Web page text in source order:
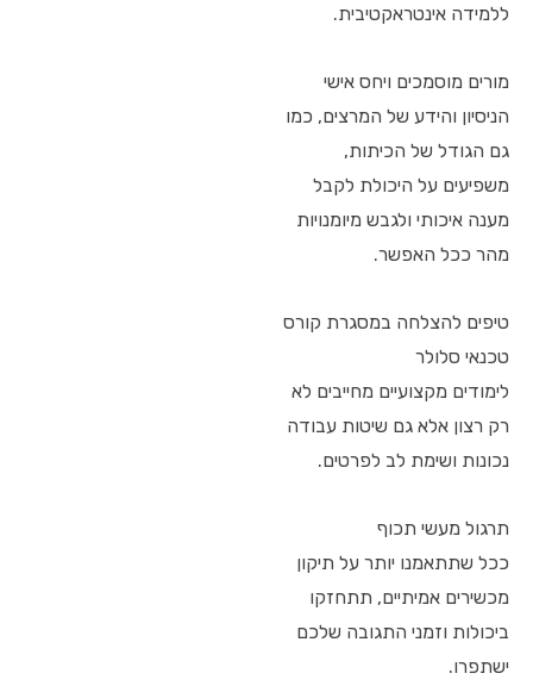
ללמידה אינטראקטיבית.
מורים מוסמכים ויחס אישי
הניסיון והידע של המרצים, כמו
גם הגודל של הכיתות,
משפיעים על היכולת לקבל
מענה איכותי ולגבש מיומנויות
מהר ככל האפשר.
טיפים להצלחה במסגרת קורס
טכנאי סלולר
לימודים מקצועיים מחייבים לא
רק רצון אלא גם שיטות עבודה
נכונות ושימת לב לפרטים.
תרגול מעשי תכוף
ככל שתתאמנו יותר על תיקון
מכשירים אמיתיים, תתחזקו
ביכולות וזמני התגובה שלכם
ישתפרו.